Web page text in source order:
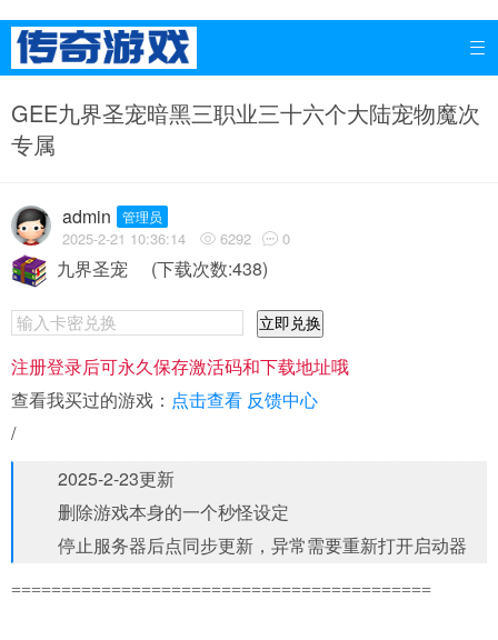

GEE九界圣宠暗黑三职业三十六个大陆宠物魔次
专属
admin 管理员
2025-2-21 10:36:14  6292  0
九界圣宠 (下载次数:438)
立即兑换
注册登录后可永久保存激活码和下载地址哦
查看我买过的游戏： 点击查看 反馈中心
/
2025-2-23更新
删除游戏本身的一个秒怪设定
停止服务器后点同步更新，异常需要重新打开启动器
==========================================